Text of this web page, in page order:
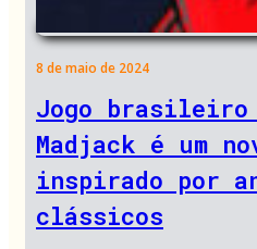
8 de maio de 2024
Jogo
Madjack é um
inspirado por
clássicos